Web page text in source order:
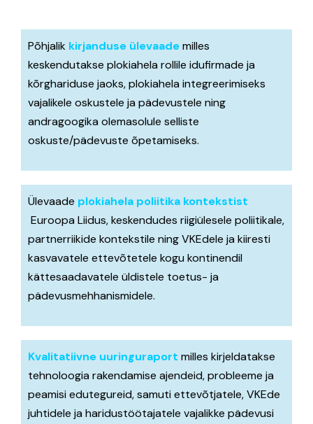
Blockchain Competencies Guide & Success Stories ES
BEGIN Online Course
BEGIN Online Course EN
Problem-Based Learning Resources
Problem-Based Learning Resources EN
Problem-Based Learning Resources EE
Problem-Based Learning Resources ES
LinkedIn
Põhjalik kirjanduse ülevaademilles
keskendutakse plokiahela rollile idufirmade ja
kõrghariduse jaoks, plokiahela integreerimiseks
vajalikele oskustele ja pädevustele ning
andragoogika olemasolule selliste
oskuste/pädevuste õpetamiseks.
Ülevaade plokiahela poliitika kontekstist
Euroopa Liidus, keskendudes riigiülesele poliitikale,
partnerriikide kontekstile ning VKEdele ja kiiresti
kasvavatele ettevõtetele kogu kontinendil
kättesaadavatele üldistele toetus- ja
pädevusmehhanismidele.
Kvalitatiivne uuringuraport milles kirjeldatakse
tehnoloogia rakendamise ajendeid, probleeme ja
peamisi edutegureid, samuti ettevõtjatele, VKEde
juhtidele ja haridustöötajatele vajalikke pädevusi